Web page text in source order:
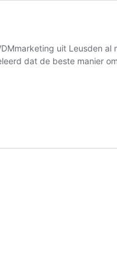
uit Leusden al
dat de beste manier